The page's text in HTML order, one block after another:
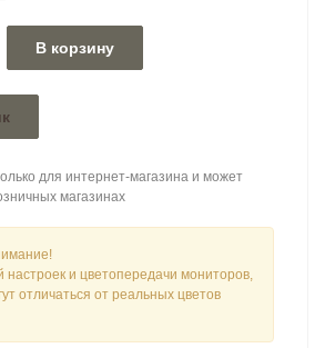
В корзину
для интернет-магазина и может
магазинах
настроек и цветопередачи мониторов,
отличаться от реальных цветов